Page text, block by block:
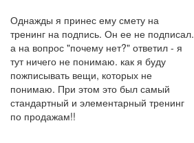
Однажды я принес ему смету на
тренинг на подпись. Он ее не подписал.
а на вопрос "почему нет?" ответил - я
тут ничего не понимаю. как я буду
пожписывать вещи, которых не
понимаю. При этом это был самый
стандартный и элементарный тренинг
по продажам!!